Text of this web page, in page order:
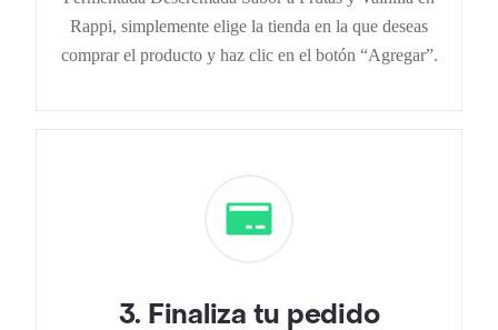
Rappi, simplemente elige la tienda en la que deseas
comprar el producto y haz clic en el botón “Agregar”.
3. Finaliza tu pedido